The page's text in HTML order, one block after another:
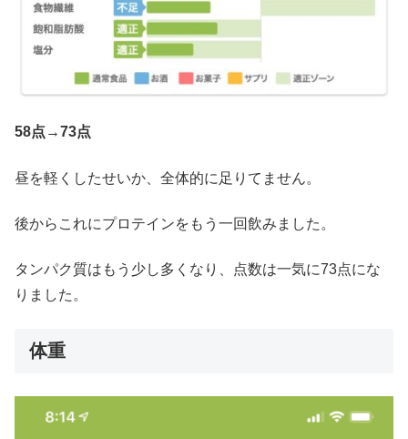
58点→73点
昼を軽くしたせいか、全体的に足りてません。
後からこれにプロテインをもう一回飲みました。
タンパク質はもう少し多くなり、点数は一気に73点にな
りました。
体重